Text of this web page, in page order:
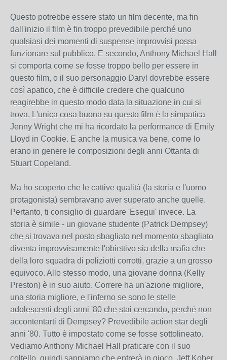
Questo potrebbe essere stato un film decente, ma fin
dall'inizio il film è fin troppo prevedibile perché uno
qualsiasi dei momenti di suspense improvvisi possa
funzionare sul pubblico. E secondo, Anthony Michael Hall
si comporta come se fosse troppo bello per essere in
questo film, o il suo personaggio Daryl dovrebbe essere
così apatico, che è difficile credere che qualcuno
reagirebbe in questo modo data la situazione in cui si
trova. L'unica cosa buona su questo film è la simpatica
Jenny Wright che mi ha ricordato la performance di Emily
Lloyd in Cookie. E anche la musica va bene, come lo
erano in genere le composizioni degli anni Ottanta di
Stuart Copeland.
Ma ho scoperto che le cattive qualità (la storia e l'uomo
protagonista) sembravano aver superato anche quelle.
Pertanto, ti consiglio di guardare 'Esegui' invece. La
storia è simile - un giovane studente (Patrick Dempsey)
che si trovava nel posto sbagliato nel momento sbagliato
diventa improvvisamente l'obiettivo sia della mafia che
della loro squadra di poliziotti corrotti, grazie a un grosso
equivoco. Allo stesso modo, una giovane donna (Kelly
Preston) è in suo aiuto. Correre ha un'azione migliore,
una storia migliore, e l'inferno se sono le stelle
adolescenti degli anni '80 che stai cercando, perché non
accontentarti di Dempsey? Prevedibile action star degli
anni '80. Tutto è impostato come se fosse sottolineato.
Vediamo Anthony Michael Hall praticare con il suo
coltello, quindi sappiamo che entrerà in gioco. Jeff Kober